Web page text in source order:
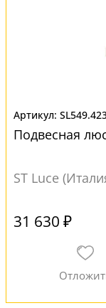
Подвесная
ST Luce
31 630 ₽